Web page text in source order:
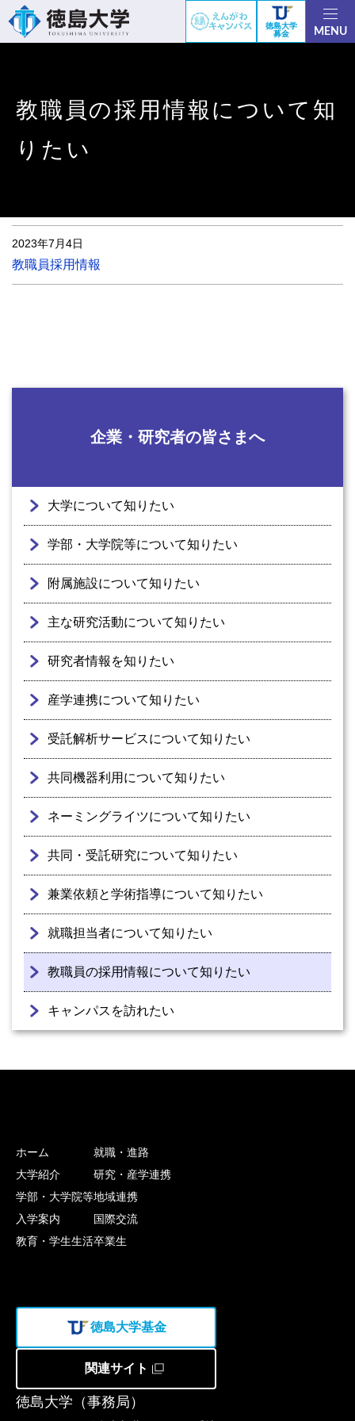
徳島大学
募金
MENU
教職員の採用情報について知
りたい
2023年7月4日
教職員採用情報
企業・研究者の皆さまへ
大学について知りたい
学部・大学院等について知りたい
附属施設について知りたい
主な研究活動について知りたい
研究者情報を知りたい
産学連携について知りたい
受託解析サービスについて知りたい
共同機器利用について知りたい
ネーミングライツについて知りたい
共同・受託研究について知りたい
兼業依頼と学術指導について知りたい
就職担当者について知りたい
教職員の採用情報について知りたい
キャンパスを訪れたい
徳島大学（事務局）
ホーム
大学紹介
学部・大学院等
入学案内
教育・学生生活
就職・進路
研究・産学連携
地域連携
国際交流
卒業生
徳島大学基金
関連サイト